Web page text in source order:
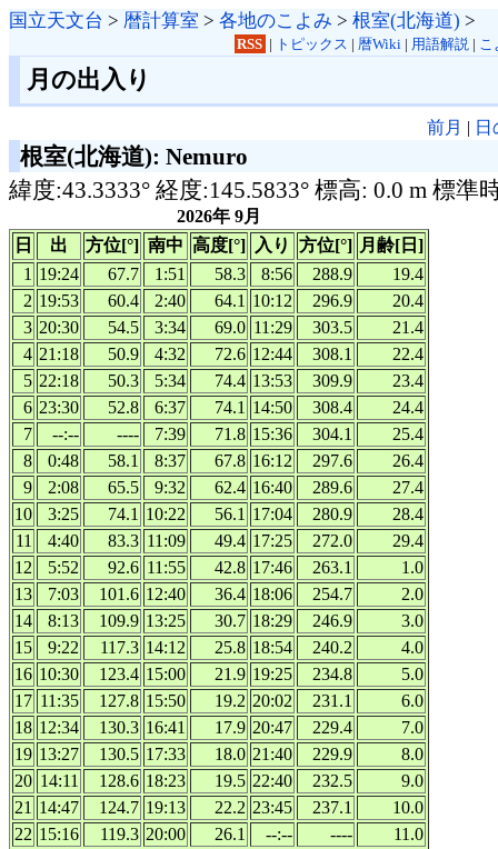
国立天文台 > 暦計算室 > 各地のこよみ > 根室(北海道) >
RSS | トピックス | 暦Wiki| 用語解説| こ
月の出入り
前月 |
根室(北海道): Nemuro
緯度:43.3333° 経度:145.5833° 標高: 0.0 m 標準
2026年 9月
日
出 方位[°] 南中 高度[°] 入り 方位[°] 月齢[日]
1 19:24 67.7 1:51 58.3 8:56 288.9
19.4
2 19:53 60.4 2:40 64.1 10:12 296.9
20.4
3 20:30 54.5 3:34 69.0 11:29 303.5
21.4
4 21:18 50.9 4:32 72.6 12:44 308.1
22.4
5 22:18 50.3 5:34 74.4 13:53 309.9
23.4
6 23:30 52.8 6:37 74.1 14:50 308.4
24.4
7
--:-- ---- 7:39 71.8 15:36 304.1
25.4
8
0:48 58.1 8:37 67.8 16:12 297.6
26.4
9
2:08 65.5 9:32 62.4 16:40 289.6
27.4
10
3:25 74.1 10:22 56.1 17:04 280.9
28.4
11
4:40 83.3 11:09 49.4 17:25 272.0
29.4
12
5:52 92.6 11:55 42.8 17:46 263.1
1.0
13
7:03 101.6 12:40 36.4 18:06 254.7
2.0
14
8:13 109.9 13:25 30.7 18:29 246.9
3.0
15
9:22 117.3 14:12 25.8 18:54 240.2
4.0
16 10:30 123.4 15:00 21.9 19:25 234.8
5.0
17 11:35 127.8 15:50 19.2 20:02 231.1
6.0
18 12:34 130.3 16:41 17.9 20:47 229.4
7.0
19 13:27 130.5 17:33 18.0 21:40 229.9
8.0
20 14:11 128.6 18:23 19.5 22:40 232.5
9.0
21 14:47 124.7 19:13 22.2 23:45 237.1
10.0
22 15:16 119.3 20:00 26.1 --:-- ----
11.0